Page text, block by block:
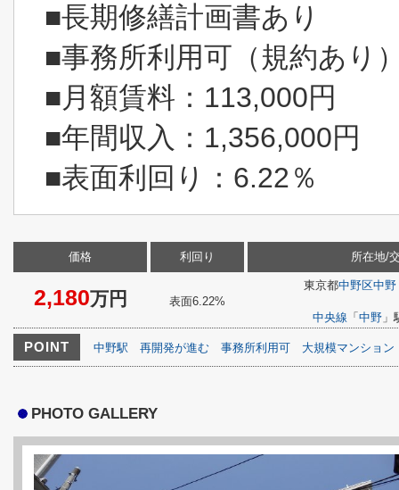
■長期修繕計画書あり
■事務所利用可（規約あり
■月額賃料：113,000円
■年間収入：1,356,000円
■表面利回り：6.22％
価格
2,180万円
利回り
表面6.22%
所在地/
東京都中野区中野
中央線 「 中野 」
POINT 中野駅 再開発が進む 事務所利用可 大規模マンション
PHOTO GALLERY